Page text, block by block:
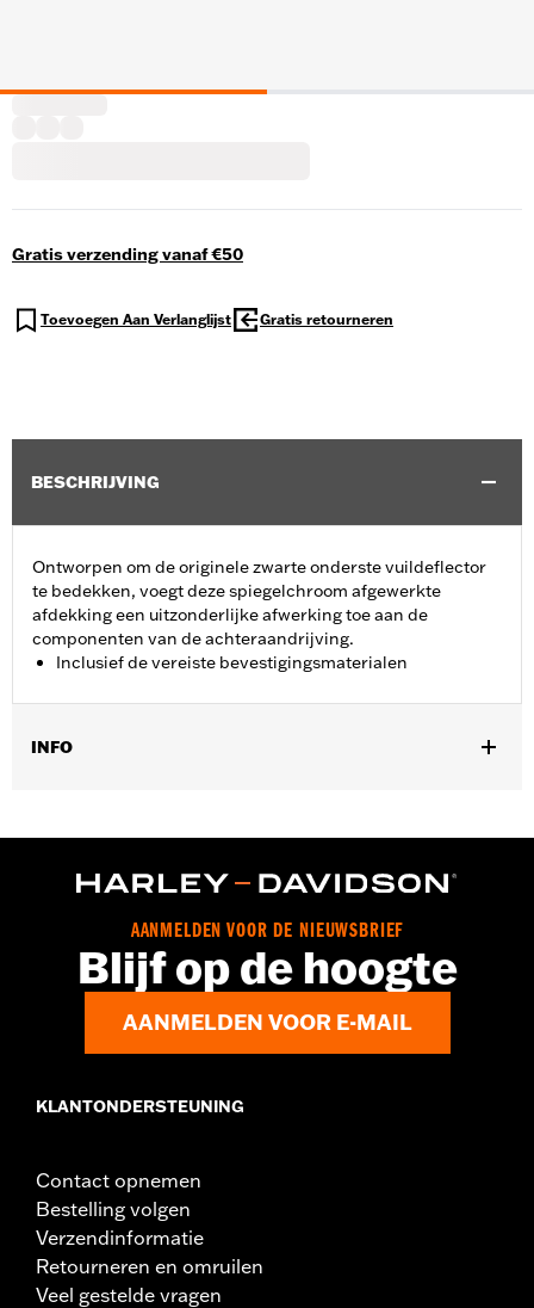
Gratis verzending vanaf €50
Toevoegen Aan Verlanglijst Gratis retourneren
BESCHRIJVING
Ontworpen om de originele zwarte onderste vuildeflector
te bedekken, voegt deze spiegelchroom afgewerkte
afdekking een uitzonderlijke afwerking toe aan de
componenten van de achteraandrijving.
Inclusief de vereiste bevestigingsmaterialen
INFO
In de doos:Beltbeschermer en alle benodigde
AANMELDEN VOOR DE NIEUWSBRIEF
Blijf op de hoogte
AANMELDEN VOOR E-MAIL
KLANTONDERSTEUNING
Contact opnemen
Bestelling volgen
Verzendinformatie
Retourneren en omruilen
Veel gestelde vragen